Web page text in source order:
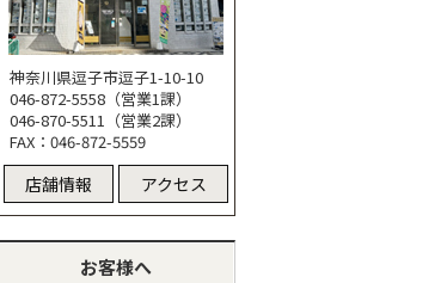
神奈川県逗子市逗子1-10-10
046-872-5558（営業1課）
046-870-5511（営業2課）
FAX：046-872-5559
店舗情報 アクセス
お客様へ